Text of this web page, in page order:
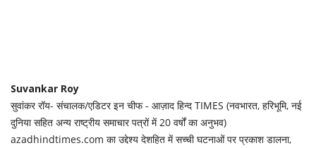
Suvankar Roy
सुवांकर रॉय- संचालक/एडिटर इन चीफ - आज़ाद हिन्द TIMES (नवभारत, हरिभूमि, नई
दुनिया सहित अन्य राष्ट्रीय समाचार पत्रों में 20 वर्षों का अनुभव)
azadhindtimes.com का उद्देश्य देशहित में सच्ची घटनाओं पर प्रकाश डालना,